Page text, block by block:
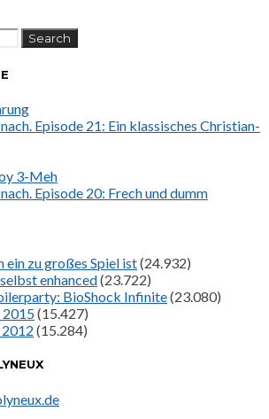
Search
Episode 21: Ein klassisches Christian-
3-Meh
Episode 20: Frech und dumm
ein zu großes Spiel ist(24.932)
enhanced(23.722)
BioShock Infinite(23.080)
(15.427)
(15.284)